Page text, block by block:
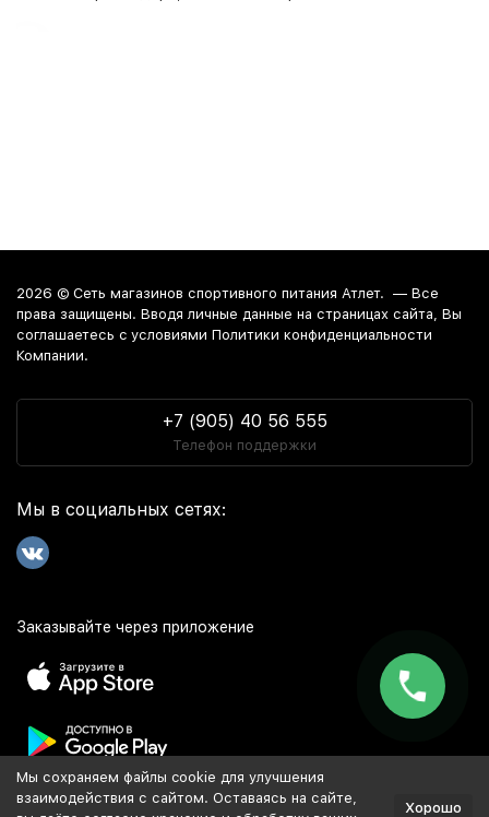
2026 © Сеть магазинов спортивного питания Атлет. — Все
права защищены. Вводя личные данные на страницах сайта, Вы
соглашаетесь c условиями Политики конфиденциальности
Компании.
+7 (905) 40 56 555
Телефон поддержки
Мы в социальных сетях:
Заказывайте через приложение
Популярное
Мы сохраняем файлы cookie для улучшения
взаимодействия с сайтом. Оставаясь на сайте,
Хорошо